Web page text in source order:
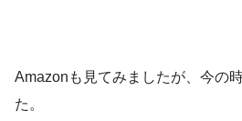
Amazonも見てみましたが、今の
た。